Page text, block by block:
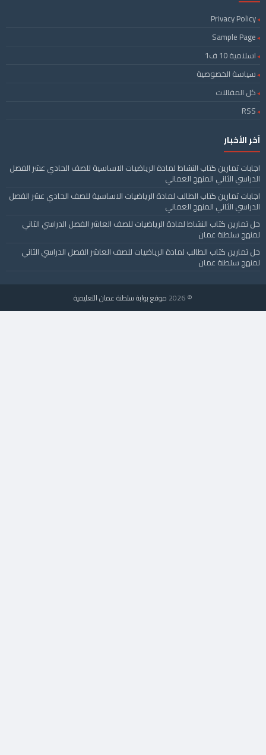
Privacy Policy
Sample Page
اسلامية 10 ف1
سياسة الخصوصية
كل المقالات
RSS
آخر الأخبار
اجابات تمارين كتاب النشاط لمادة الرياضيات الاساسية للصف الحادي عشر الفصل
الدراسي الثاني المنهج العماني
اجابات تمارين كتاب الطالب لمادة الرياضيات الاساسية للصف الحادي عشر الفصل
الدراسي الثاني المنهج العماني
حل تمارين كتاب النشاط لمادة الرياضيات للصف العاشر الفصل الدراسي الثاني
لمنهج سلطنة عمان
حل تمارين كتاب الطالب لمادة الرياضيات للصف العاشر الفصل الدراسي الثاني
لمنهج سلطنة عمان
© 2026 موقع بوابة سلطنة عمان التعليمية